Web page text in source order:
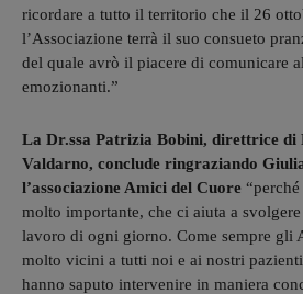
ricordare a tutto il territorio che il 26
l’Associazione terrà il suo consueto
del quale avrò il piacere di comunicare
emozionanti.”
La Dr.ssa Patrizia Bobini, direttrice di
Valdarno, conclude ringraziando
l’associazione Amici del Cuore
molto importante, che ci aiuta a
lavoro di ogni giorno. Come sempre gli
molto vicini a tutti noi e ai nostri
hanno saputo intervenire in maniera